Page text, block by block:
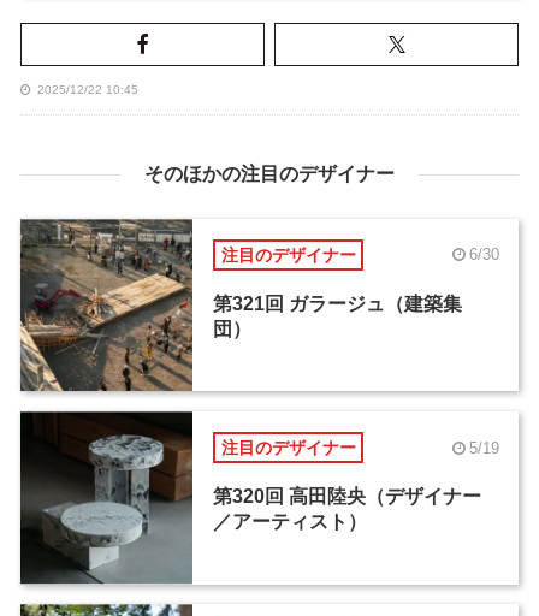
2025/12/22 10:45
そのほかの注目のデザイナー
注目のデザイナー 6/30
第321回 ガラージュ（建築集
団）
注目のデザイナー 5/19
第320回 高田陸央（デザイナー
／アーティスト）